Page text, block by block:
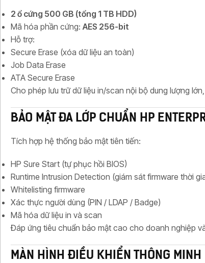
2 ổ cứng 500 GB (tổng 1 TB HDD)
Mã hóa phần cứng:AES 256-bit
Hỗ trợ:
Secure Erase (xóa dữ liệu an toàn)
Job Data Erase
ATA Secure Erase
Cho phép lưu trữ dữ liệu in/scan nội bộ dung lượng
BẢO MẬT ĐA LỚP CHUẨN HP
Tích hợp hệ thống bảo mật tiên tiến:
HP Sure Start (tự phục hồi BIOS)
Runtime Intrusion Detection (giám sát firmware thời
Whitelisting firmware
Xác thực người dùng (PIN / LDAP / Badge)
Mã hóa dữ liệu in và scan
Đáp ứng tiêu chuẩn bảo mật cao cho doanh nghiệp
MÀN HÌNH ĐIỀU KHIỂN THÔNG MINH